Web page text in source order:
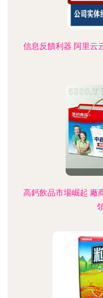
信息反饋利器 阿里云
高鈣飲品市場崛起 廠